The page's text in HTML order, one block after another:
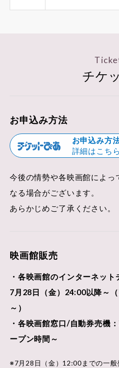
チケ
お申込み方法
お申込み方
詳細はこちら
今後の情勢や各映画館によっ
なる場合がございます。
あらかじめご了承ください。
映画館販売
・各映画館のインターネット
7月28日（金）24:00以降～
～）
・各映画館窓口/自動券売機
ープン時間～
※7月28日（金）12:00までの一般